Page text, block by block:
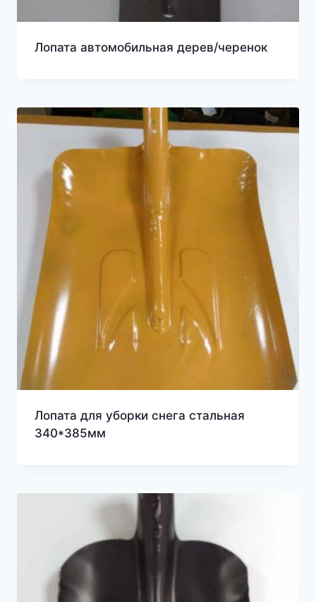
Лопата автомобильная дерев/черенок
Лопата для уборки снега стальная
340*385мм